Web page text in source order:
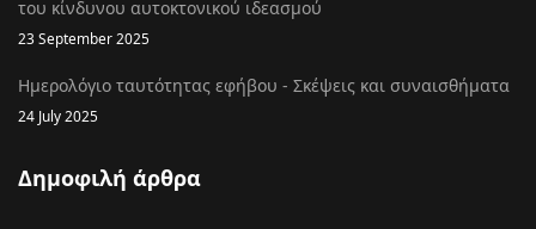
του κίνδυνου αυτοκτονικού ιδεασμού
23 September 2025
Ημερολόγιο ταυτότητας εφήβου - Σκέψεις και συναισθήματα
24 July 2025
Δημοφιλή άρθρα